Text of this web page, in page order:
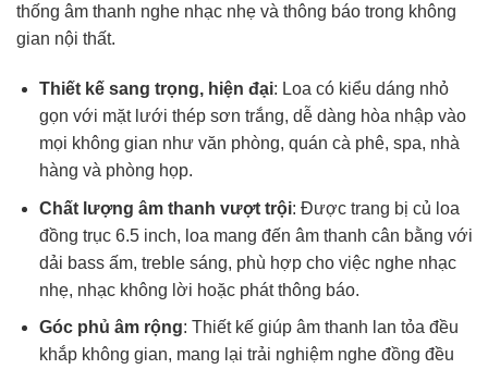
thống âm thanh nghe nhạc nhẹ và thông báo trong không
gian nội thất.​
Thiết kế sang trọng, hiện đại: Loa có kiểu dáng nhỏ
gọn với mặt lưới thép sơn trắng, dễ dàng hòa nhập vào
mọi không gian như văn phòng, quán cà phê, spa, nhà
hàng và phòng họp.​
Chất lượng âm thanh vượt trội: Được trang bị củ loa
đồng trục 6.5 inch, loa mang đến âm thanh cân bằng với
dải bass ấm, treble sáng, phù hợp cho việc nghe nhạc
nhẹ, nhạc không lời hoặc phát thông báo. ​
Góc phủ âm rộng: Thiết kế giúp âm thanh lan tỏa đều
khắp không gian, mang lại trải nghiệm nghe đồng đều